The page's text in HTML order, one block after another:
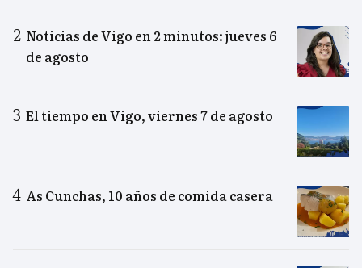
Noticias de Vigo en 2 minutos: jueves 6
de agosto
El tiempo en Vigo, viernes 7 de agosto
As Cunchas, 10 años de comida casera